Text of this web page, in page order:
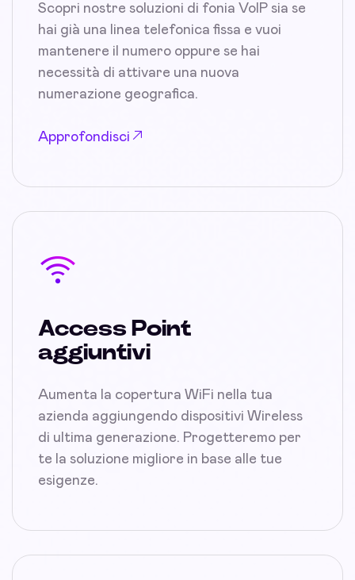
Scopri nostre soluzioni di fonia VoIP sia se
hai già una linea telefonica fissa e vuoi
mantenere il numero oppure se hai
necessità di attivare una nuova
numerazione geografica.
Approfondisci
Access Point
aggiuntivi
Aumenta la copertura WiFi nella tua
azienda aggiungendo dispositivi Wireless
di ultima generazione. Progetteremo per
te la soluzione migliore in base alle tue
esigenze.